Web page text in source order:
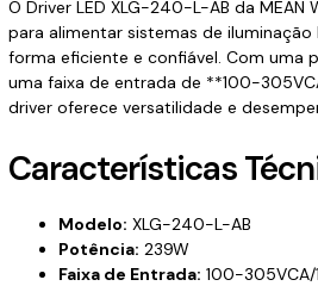
O Driver LED XLG-240-L-AB da MEAN
para alimentar sistemas de
forma eficiente e confiável. Com uma
uma faixa de entrada de **100-
driver oferece versatilidade e
Características
Modelo: XLG-240-L-AB
Potência: 239W
Faixa de Entrada: 100-305VCA/